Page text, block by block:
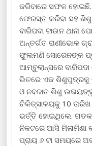
କରିବାରେ ସଫଳ
ଫେରସ୍ତ କରିବା ସହ
ବାରିପଦା ଟାଉନ ଥାନା
ଅନ୍ତର୍ଗତ ରାଣୀଭୋଳ
ଫୁଲମଣି ସୋରେନଙ୍କ
ଆମ୍ବୁଲାନ୍ସରେ
ଭିତରେ ଏକ ଶିଶୁପୁତ୍ରକୁ
ଓ ନବଜାତ ଶିଶୁ
ଚିକିତ୍ସାଳୟକୁ 10
ଭର୍ତ୍ତି ହୋଇଥିଲେ.
ନିକଟରେ ଆସି ମିଳାମିଶା
ପ୍ରାୟ ୬ ଟା ସମୟରେ